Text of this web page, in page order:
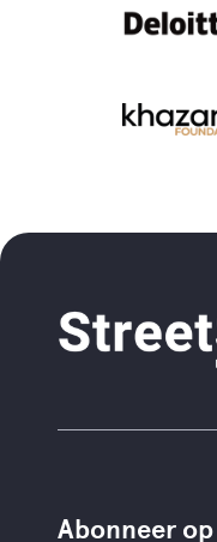
Abonneer